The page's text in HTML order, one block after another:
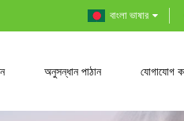
বাংলা ভাষার
অনুসন্ধান পাঠান যোগাযোগ